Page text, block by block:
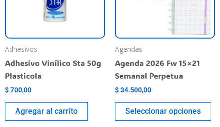
Adhesivos
Adhesivo Vinílico Sta 50g
Plasticola
$700,00
Agregar al carrito
Agendas
Agenda 2026 Fw 15×21
Semanal Perpetua
$34.500,00
Seleccionar opciones
se